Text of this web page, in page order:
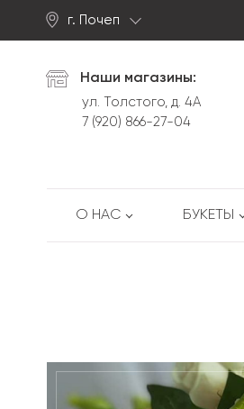
г. Почеп
Наши магазины:
ул. Толстого, д. 4А
7 (920) 866-27-04
О НАС БУКЕТЫ